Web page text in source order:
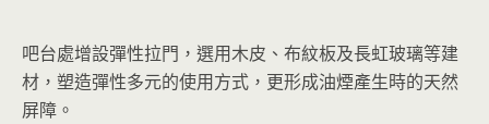
吧台處增設彈性拉門，選用木皮、布紋板及長虹玻璃等建
材，塑造彈性多元的使用方式，更形成油煙產生時的天然
屏障。